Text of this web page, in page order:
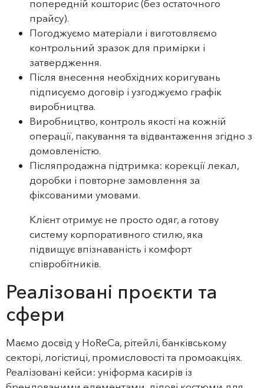
попередній кошторис (без остаточного
прайсу).
Погоджуємо матеріали і виготовляємо
контрольний зразок для примірки і
затвердження.
Після внесення необхідних коригувань
підписуємо договір і узгоджуємо графік
виробництва.
Виробництво, контроль якості на кожній
операції, пакування та відвантаження згідно з
домовленістю.
Післяпродажна підтримка: корекції лекал,
доробки і повторне замовлення за
фіксованими умовами.
Клієнт отримує не просто одяг, а готову
систему корпоративного стилю, яка
підвищує впізнаваність і комфорт
співробітників.
Реалізовані проєкти та
сфери
Маємо досвід у HoReCa, рітейлі, банківському
секторі, логістиці, промисловості та промоакціях.
Реалізовані кейси: уніформа касирів із